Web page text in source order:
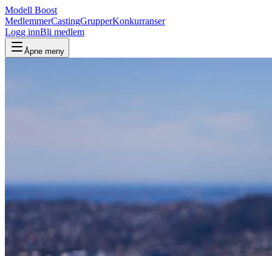
Modell Boost
MedlemmerCastingGrupperKonkurranser
Logg innBli medlem
Åpne meny